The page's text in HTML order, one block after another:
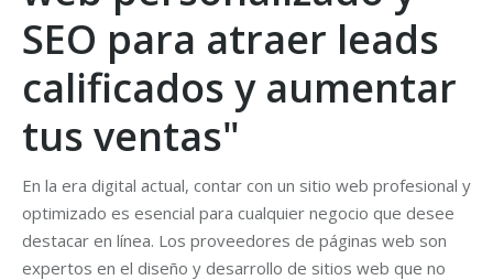
SEO para atraer leads
calificados y aumentar
tus ventas"
En la era digital actual, contar con un sitio web profesional y
optimizado es esencial para cualquier negocio que desee
destacar en línea. Los proveedores de páginas web son
expertos en el diseño y desarrollo de sitios web que no